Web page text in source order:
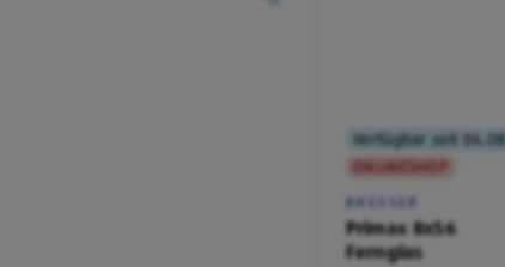
ONLINESHOP
BRESSER
Primax 8x56
Fernglas